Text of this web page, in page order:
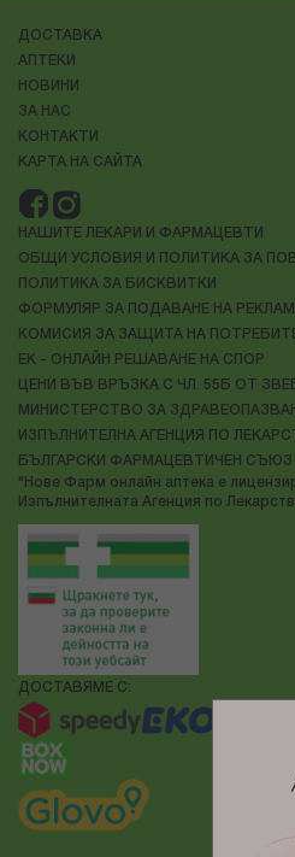
ДОСТАВКА
АПТЕКИ
НОВИНИ
ЗА НАС
КОНТАКТИ
КАРТА НА САЙТА
НАШИТЕ ЛЕКАРИ И ФАРМАЦЕВТИ
ОБЩИ УСЛОВИЯ И ПОЛИТИКА ЗА
ПОЛИТИКА ЗА БИСКВИТКИ
ФОРМУЛЯР ЗА ПОДАВАНЕ НА
КОМИСИЯ ЗА ЗАЩИТА НА
ЕК - ОНЛАЙН РЕШАВАНЕ НА СПОР
ЦЕНИ ВЪВ ВРЪЗКА С ЧЛ. 55Б ОТ
МИНИСТЕРСТВО ЗА
ИЗПЪЛНИТЕЛНА АГЕНЦИЯ ПО
БЪЛГАРСКИ ФАРМАЦЕВТИЧЕН СЪЮЗ
"Нове Фарм онлайн аптека е
Изпълнителната Агенция по
ДОСТАВЯМЕ С: